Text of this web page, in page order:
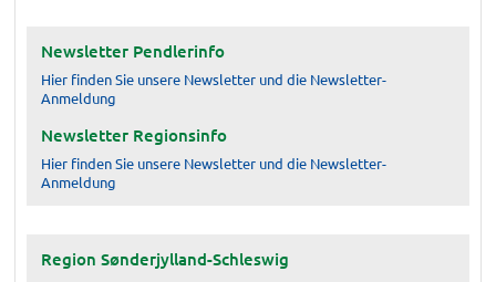
Newsletter Pendlerinfo
Hier finden Sie unsere Newsletter und die Newsletter-
Anmeldung
Newsletter Regionsinfo
Hier finden Sie unsere Newsletter und die Newsletter-
Anmeldung
Region Sønderjylland-Schleswig